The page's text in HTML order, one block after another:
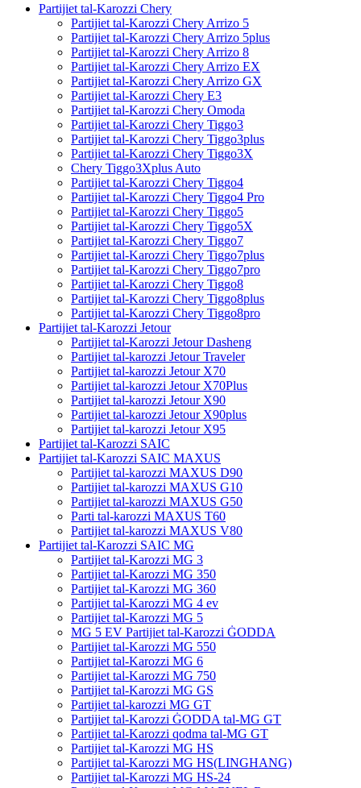
Partijiet tal-Karozzi Chery
Partijiet tal-Karozzi Chery Arrizo 5
Partijiet tal-Karozzi Chery Arrizo 5plus
Partijiet tal-Karozzi Chery Arrizo 8
Partijiet tal-Karozzi Chery Arrizo EX
Partijiet tal-Karozzi Chery Arrizo GX
Partijiet tal-Karozzi Chery E3
Partijiet tal-Karozzi Chery Omoda
Partijiet tal-Karozzi Chery Tiggo3
Partijiet tal-Karozzi Chery Tiggo3plus
Partijiet tal-Karozzi Chery Tiggo3X
Chery Tiggo3Xplus Auto
Partijiet tal-Karozzi Chery Tiggo4
Partijiet tal-Karozzi Chery Tiggo4 Pro
Partijiet tal-Karozzi Chery Tiggo5
Partijiet tal-Karozzi Chery Tiggo5X
Partijiet tal-Karozzi Chery Tiggo7
Partijiet tal-Karozzi Chery Tiggo7plus
Partijiet tal-Karozzi Chery Tiggo7pro
Partijiet tal-Karozzi Chery Tiggo8
Partijiet tal-Karozzi Chery Tiggo8plus
Partijiet tal-Karozzi Chery Tiggo8pro
Partijiet tal-Karozzi Jetour
Partijiet tal-Karozzi Jetour Dasheng
Partijiet tal-karozzi Jetour Traveler
Partijiet tal-karozzi Jetour X70
Partijiet tal-karozzi Jetour X70Plus
Partijiet tal-karozzi Jetour X90
Partijiet tal-karozzi Jetour X90plus
Partijiet tal-karozzi Jetour X95
Partijiet tal-Karozzi SAIC
Partijiet tal-Karozzi SAIC MAXUS
Partijiet tal-karozzi MAXUS D90
Partijiet tal-karozzi MAXUS G10
Partijiet tal-karozzi MAXUS G50
Parti tal-karozzi MAXUS T60
Partijiet tal-karozzi MAXUS V80
Partijiet tal-Karozzi SAIC MG
Partijiet tal-Karozzi MG 3
Partijiet tal-Karozzi MG 350
Partijiet tal-Karozzi MG 360
Partijiet tal-Karozzi MG 4 ev
Partijiet tal-Karozzi MG 5
MG 5 EV Partijiet tal-Karozzi ĠODDA
Partijiet tal-Karozzi MG 550
Partijiet tal-Karozzi MG 6
Partijiet tal-Karozzi MG 750
Partijiet tal-Karozzi MG GS
Partijiet tal-karozzi MG GT
Partijiet tal-Karozzi ĠODDA tal-MG GT
Partijiet tal-Karozzi qodma tal-MG GT
Partijiet tal-Karozzi MG HS
Partijiet tal-Karozzi MG HS(LINGHANG)
Partijiet tal-Karozzi MG HS-24